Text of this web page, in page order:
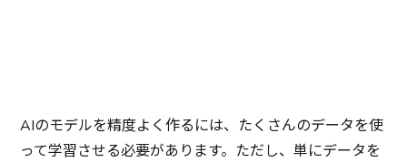
AIのモデルを精度よく作るには、たくさんのデータを使
って学習させる必要があります。ただし、単にデータを